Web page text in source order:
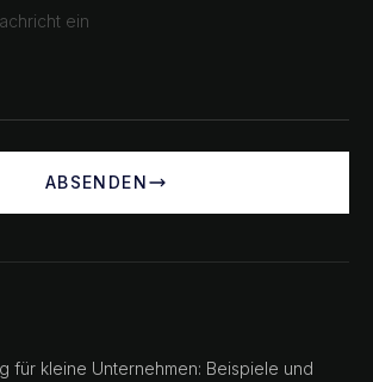
ABSENDEN
für kleine Unternehmen: Beispiele und